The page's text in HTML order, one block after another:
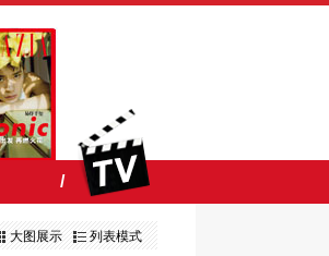
/
大图展示 列表模式